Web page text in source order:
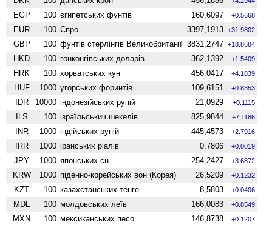
EGP 100 єгипетських фунтів 160,6097 +0.5668
EUR 100 Євро 3397,1913 +31.9802
GBP 100 фунтів стерлінгів Велико­британії 3831,2747 +18.8684
HKD 100 гонконгівських доларів 362,1392 +1.5409
HRK 100 хорватських кун 456,0417 +4.1839
HUF 1000 угорських форинтів 109,6151 +0.8353
IDR 10000 індонезійських рупій 21,0929 +0.1115
ILS 100 ізраїльськич шекелів 825,9844 +7.1186
INR 1000 індійських рупій 445,4573 +2.7916
IRR 1000 іранських ріалів 0,7806 +0.0019
JPY 1000 японських єн 254,2427 +3.6872
KRW 1000 піденно-корейських вон (Корея) 26,5209 +0.1232
KZT 100 казахстанських тенге 8,5803 +0.0406
MDL 100 молдовських леїв 166,0083 +0.8549
MXN 100 мексиканських песо 146,8738 +0.1207